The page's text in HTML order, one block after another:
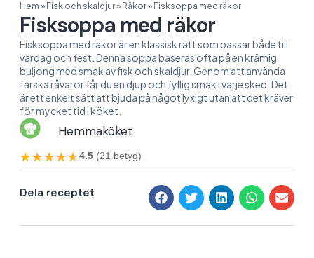
Hem » Fisk och skaldjur» Räkor» Fisksoppa med räkor
Fisksoppa med räkor
Fisksoppa med räkor är en klassisk rätt som passar både till
vardag och fest. Denna soppa baseras ofta på en krämig
buljong med smak av fisk och skaldjur. Genom att använda
färska råvaror får du en djup och fyllig smak i varje sked. Det
är ett enkelt sätt att bjuda på något lyxigt utan att det kräver
för mycket tid i köket.
Hemmaköket
★★★★★
★★★★★4.5 (21 betyg)
Dela receptet